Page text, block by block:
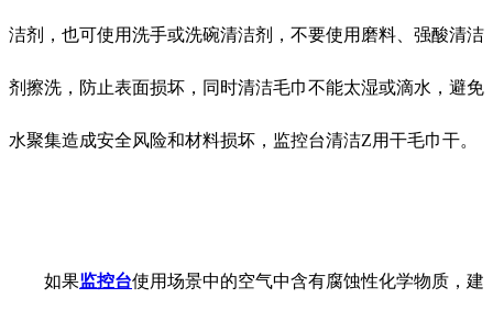
洁剂，也可使用洗手或洗碗清洁剂，不要使用磨料、强酸清洁
剂擦洗，防止表面损坏，同时清洁毛巾不能太湿或滴水，避免
水聚集造成安全风险和材料损坏，监控台清洁Z用干毛巾干。
如果监控台使用场景中的空气中含有腐蚀性化学物质，建